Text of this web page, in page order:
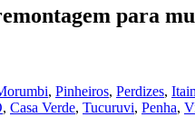
para
, Pinheiros, Perdizes,
, Casa Verde, Tucuruvi, Penha,